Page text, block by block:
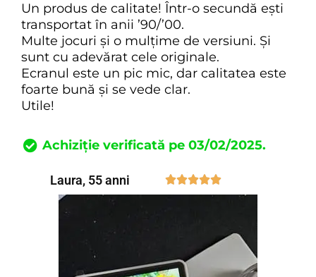
Un produs de calitate! Într-o secundă ești
transportat în anii ’90/’00.
Multe jocuri și o mulțime de versiuni. Și
sunt cu adevărat cele originale.
Ecranul este un pic mic, dar calitatea este
foarte bună și se vede clar.
Utile!
Achiziție verificată pe 03/02/2025.
Laura, 55 anni 